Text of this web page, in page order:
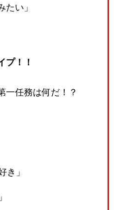
たい」
プ！！
一任務は何だ！？
き」